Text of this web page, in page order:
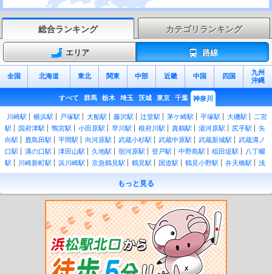
総合ランキング カテゴリランキング
エリア 路線
全国 北海道 東北 関東 中部 近畿 中国 四国
九州
沖縄
すべて 群馬 栃木 埼玉 茨城 東京 千葉 神奈川
川崎駅 横浜駅 戸塚駅 大船駅 藤沢駅 辻堂駅 茅ケ崎駅 平塚駅 大磯駅
二宮
駅
国府津駅 鴨宮駅 小田原駅 早川駅 根府川駅 真鶴駅 湯河原駅 尻手駅
矢
向駅
鹿島田駅 平間駅 向河原駅 武蔵小杉駅 武蔵中原駅 武蔵新城駅
武蔵溝ノ
口駅
溝の口駅 津田山駅 久地駅 宿河原駅 登戸駅 中野島駅 稲田堤駅
八丁畷
駅
川崎新町駅 浜川崎駅 京急鶴見駅 鶴見駅 国道駅 鶴見小野駅 弁天橋駅
浅
野駅
新芝浦駅 海芝浦駅 安善駅 大川駅 武蔵白石駅 昭和駅 扇町駅
仲木戸
新横浜駅 小机駅
長津田駅
古淵駅 淵野辺駅 矢部駅 相模原駅 橋本駅 桜木町駅 関内駅
石川町
根岸駅 磯子駅 新杉田駅 洋光台駅 港南台駅 本郷台駅
東戸塚駅 北鎌倉駅 鎌倉駅 逗子駅 東逗子駅 田浦駅
久里浜駅 京急久里浜駅 北茅ケ崎駅 香川駅 寒川駅 宮山駅 倉見駅
厚木駅 海老名駅 入谷駅 相武台下駅 下溝駅 原当麻駅
南橋本駅 相模湖駅 藤野駅 京急新子安駅 新子安駅 下曽我駅
相模金子駅 松田駅 東山北駅 山北駅 谷峨駅 京王稲田堤駅 若葉台駅
もっと見る